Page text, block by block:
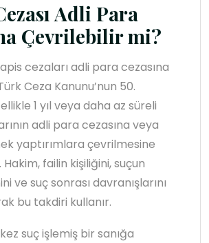
Adli Para
Çevrilebilir mi?
cezaları adli para cezasına
Ceza Kanunu’nun 50.
1 yıl veya daha az süreli
adli para cezasına veya
yaptırımlara çevrilmesine
failin kişiliğini, suçun
ve suç sonrası davranışlarını
bu takdiri kullanır.
suç işlemiş bir sanığa